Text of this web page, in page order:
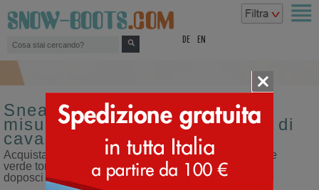
DE EN
Sneakers sportive da donna
misura 46 colore verde tomaia di
cavallino
Acquista sneakers sportive da donna misura 46 colore
verde tomaia di cavallino sul nostro sito dedicato ai
doposci